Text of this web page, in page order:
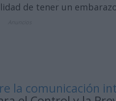
de tener un
la comunicación